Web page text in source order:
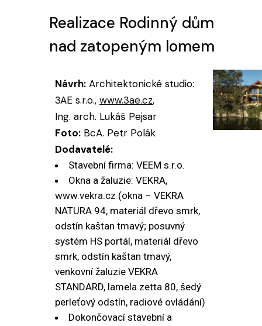
Realizace Rodinný dům
nad zatopeným lomem
Návrh: Architektonické studio:
3AE s.r.o., www.3ae.cz,
Ing. arch. Lukáš Pejsar
Foto: BcA. Petr Polák
Dodavatelé:
Stavební firma: VEEM s.r.o.
Okna a žaluzie: VEKRA,
www.vekra.cz (okna – VEKRA
NATURA 94, materiál dřevo smrk,
odstín kaštan tmavý; posuvný
systém HS portál, materiál dřevo
smrk, odstín kaštan tmavý,
venkovní žaluzie VEKRA
STANDARD, lamela zetta 80, šedý
perleťový odstín, radiové ovládání)
Dokončovací stavební a